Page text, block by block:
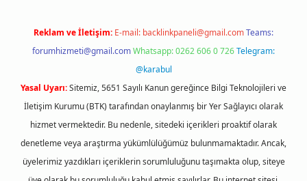
Reklam ve İletişim: E-mail: backlinkpaneli@gmail.comTeams:
forumhizmeti@gmail.comWhatsapp: 0262 606 0 726Telegram:
@karabul
Yasal Uyarı:Sitemiz, 5651 Sayılı Kanun gereğince Bilgi Teknolojileri ve
İletişim Kurumu (BTK) tarafından onaylanmış bir Yer Sağlayıcı olarak
hizmet vermektedir. Bu nedenle, sitedeki içerikleri proaktif olarak
denetleme veya araştırma yükümlülüğümüz bulunmamaktadır. Ancak,
üyelerimiz yazdıkları içeriklerin sorumluluğunu taşımakta olup, siteye